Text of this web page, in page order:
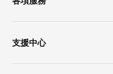
支援中心